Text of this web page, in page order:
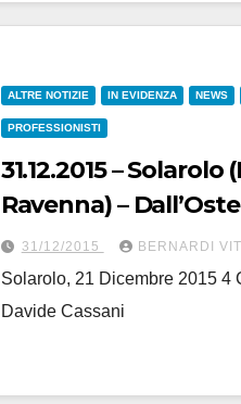
ALTRE NOTIZIE IN EVIDENZA NEWS
PROFESSIONISTI
31.12.2015 –
Ravenna) –
tanti auguri di Buon
31/12/2015 BERNARDI
Solarolo, 21 Dicembre 2015 4
Davide Cassani